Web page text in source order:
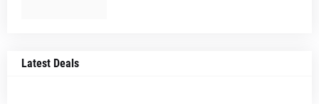
Latest Deals